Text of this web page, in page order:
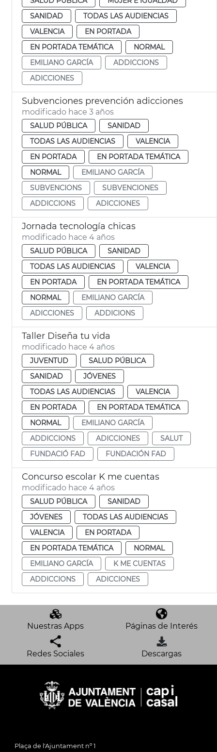
SANIDAD
TODAS LAS AUDIENCIAS
VALENCIA
EN PORTADA
EN PORTADA TEMÁTICA
NORMAL
EMILIANO GARCÍA
ADDICCIONS
ADICCIONES
Subvenciones prevención adicciones
modificado hace 3 años
SALUD PÚBLICA
SANIDAD
TODAS LAS AUDIENCIAS
VALENCIA
EN PORTADA
EN PORTADA TEMÁTICA
NORMAL
EMILIANO GARCÍA
SUBVENCIONS
SUBVENCIONES
ADDICCIONS
ADICCIONES
Jornada tecnología chicas
modificado hace 4 años
SALUD PÚBLICA
SANIDAD
TODAS LAS AUDIENCIAS
VALENCIA
EN PORTADA
EN PORTADA TEMÁTICA
NORMAL
EMILIANO GARCÍA
ADICCIONES
ADDICIONS
Taller Diseña tu vida
modificado hace 4 años
JUVENTUD
SALUD PÚBLICA
SANIDAD
JÓVENES
TODAS LAS AUDIENCIAS
VALENCIA
EN PORTADA
EN PORTADA TEMÁTICA
NORMAL
EMILIANO GARCÍA
ADDICCIONS
ADICCIONES
SALUT
FUNDACIÓ FAD
FUNDACIÓN FAD
Concurso escolar K me cuentas
modificado hace 4 años
SALUD PÚBLICA
SANIDAD
JÓVENES
TODAS LAS AUDIENCIAS
VALENCIA
EN PORTADA
EN PORTADA TEMÁTICA
NORMAL
EMILIANO GARCÍA
K ME CUENTAS
ADDICCIONS
ADICCIONES
Nuestras Apps Páginas de Interés
Redes Sociales Descargas
Plaça de l'Ajuntament nº 1